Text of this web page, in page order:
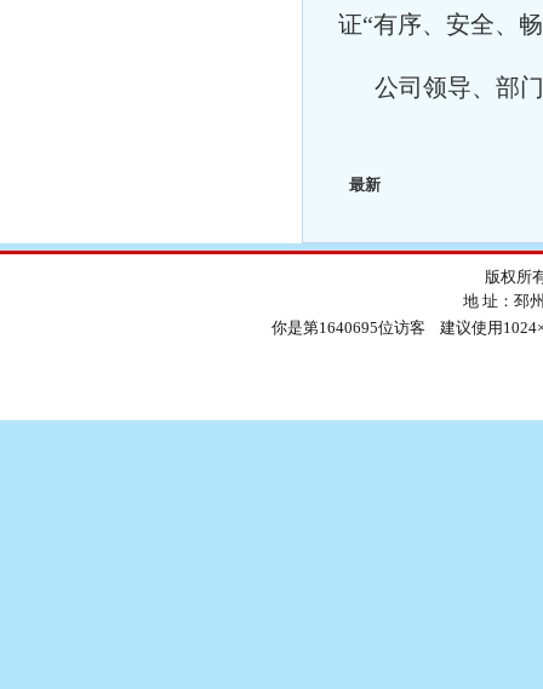
证“有序、安全、
公司领导、部门
最新
版权所
地 址：邳
你是第1640695位访客 建议使用